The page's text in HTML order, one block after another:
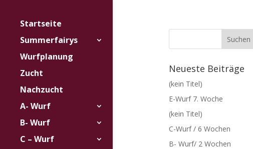
Startseite
Summerfairys
Wurfplanung
Zucht
Nachzucht
A- Wurf
B- Wurf
C – Wurf
Neueste Beiträge
(kein Titel)
E-Wurf 7. Woche
(kein Titel)
C-Wurf / 6 Wochen
B- Wurf/ 2 Wochen